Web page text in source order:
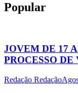
Popular
JOVEM DE 17
PROCESSO
Redação Redação